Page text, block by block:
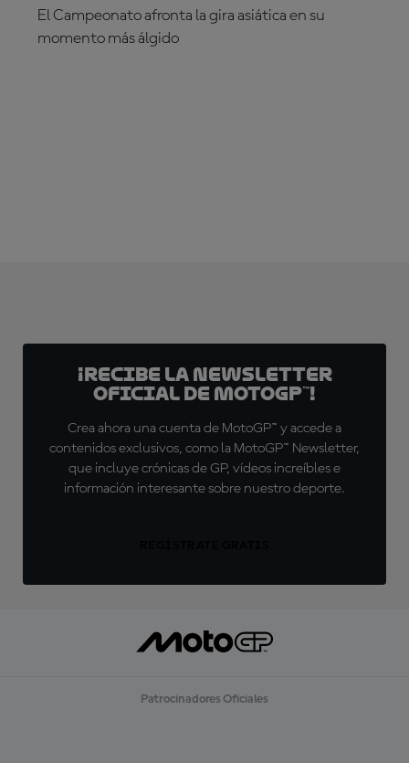
El Campeonato afronta la gira asiática en su
momento más álgido
¡Recibe la Newsletter
oficial de MotoGP™!
Crea ahora una cuenta de MotoGP™ y accede a
contenidos exclusivos, como la MotoGP™ Newsletter,
que incluye crónicas de GP, vídeos increíbles e
información interesante sobre nuestro deporte.
Patrocinadores Oficiales